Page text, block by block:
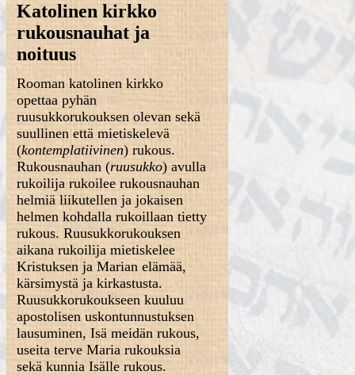
Katolinen kirkko
rukousnauhat ja
noituus
Rooman katolinen kirkko
opettaa pyhän
ruusukkorukouksen olevan sekä
suullinen että mietiskelevä
(kontemplatiivinen) rukous.
Rukousnauhan (ruusukko) avulla
rukoilija rukoilee rukousnauhan
helmiä liikutellen ja jokaisen
helmen kohdalla rukoillaan tietty
rukous. Ruusukkorukouksen
aikana rukoilija mietiskelee
Kristuksen ja Marian elämää,
kärsimystä ja kirkastusta.
Ruusukkorukoukseen kuuluu
apostolisen uskontunnustuksen
lausuminen, Isä meidän rukous,
useita terve Maria rukouksia
sekä kunnia Isälle rukous.